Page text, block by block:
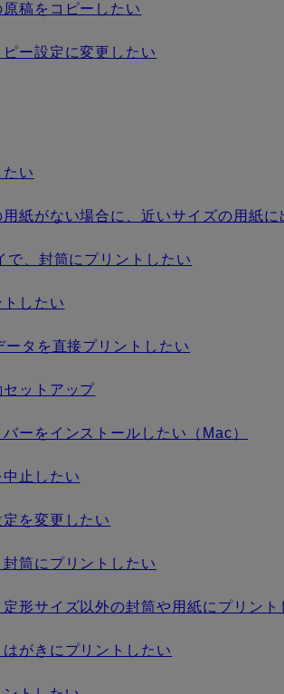
稿をコピーしたい
ー設定に変更したい
い
紙がない場合に、近いサイズの用紙に
で、封筒にプリントしたい
したい
タを直接プリントしたい
ットアップ
ーをインストールしたい（Mac）
止したい
を変更したい
筒にプリントしたい
定形サイズ以外の封筒や用紙にプリン
がきにプリントしたい